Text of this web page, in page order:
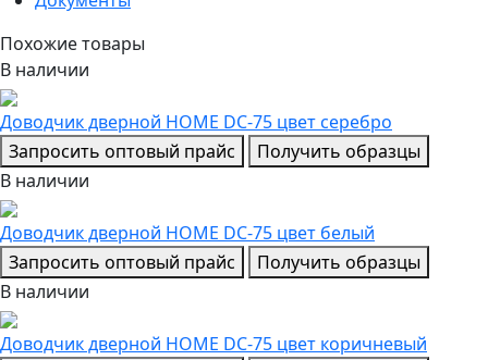
Похожие товары
В наличии
Доводчик дверной НОМЕ DC-75 цвет серебро
Запросить оптовый прайс
Получить образцы
В наличии
Доводчик дверной НОМЕ DC-75 цвет белый
Запросить оптовый прайс
Получить образцы
В наличии
Доводчик дверной НОМЕ DC-75 цвет коричневый